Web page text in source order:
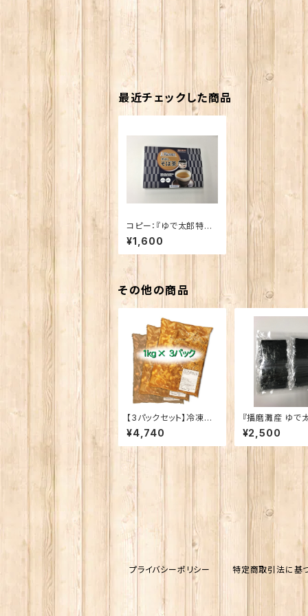
最近チェックした商品
コピー：『ゆで太郎特撰
水出しそば茶』
¥1,600
その他の商品
【3パックセット】冷凍
もつ次郎 特製もつ
煮 たっぷり3kg (1kg
パック×3)
¥4,740
『播磨灘産 ゆで
撰 焼き海苔』※
店舗で使用して
品です。あの美
¥2,500
プライバシーポリシー 特定商取引法に基